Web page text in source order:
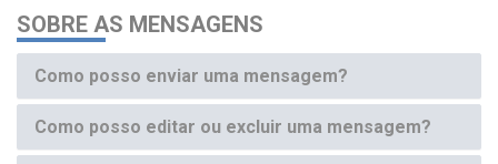
SOBRE AS MENSAGENS
Como posso enviar uma mensagem?
Como posso editar ou excluir uma mensagem?